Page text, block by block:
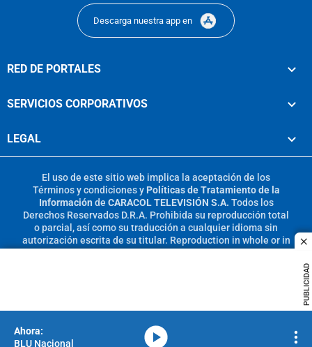
PUBLICIDAD
Descarga nuestra app en
RED DE PORTALES
SERVICIOS CORPORATIVOS
LEGAL
El uso de este sitio web implica la aceptación de los
Términos y condicionesy Políticas de Tratamiento de la
Información de CARACOL TELEVISIÓN S.A. Todos los
Derechos Reservados D.R.A. Prohibida su reproducción total
o parcial, así como su traducción a cualquier idioma sin
autorización escrita de su titular. Reproduction in whole or in
BLU Nacional